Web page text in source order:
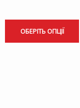
ОБЕРІТЬ ОПЦІЇ